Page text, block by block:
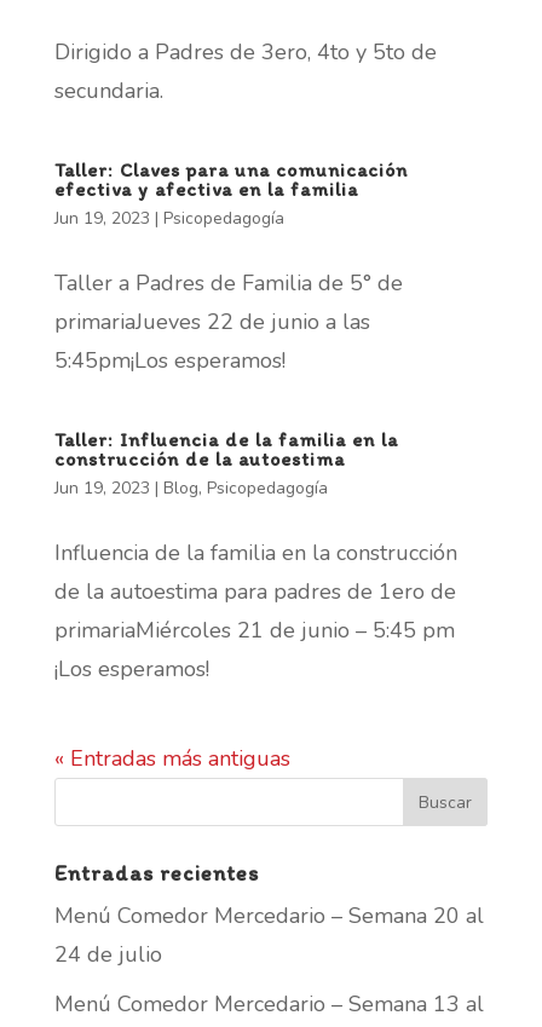
Dirigido a Padres de 3ero, 4to y 5to de
secundaria.
Taller: Claves para una comunicación
efectiva y afectiva en la familia
Jun 19, 2023 | Psicopedagogía
Taller a Padres de Familia de 5° de
primariaJueves 22 de junio a las
5:45pm¡Los esperamos!
Taller: Influencia de la familia en la
construcción de la autoestima
Jun 19, 2023 | Blog, Psicopedagogía
Influencia de la familia en la construcción
de la autoestima para padres de 1ero de
primariaMiércoles 21 de junio – 5:45 pm
¡Los esperamos!
« Entradas más antiguas
Entradas recientes
Menú Comedor Mercedario – Semana 20 al
24 de julio
Menú Comedor Mercedario – Semana 13 al